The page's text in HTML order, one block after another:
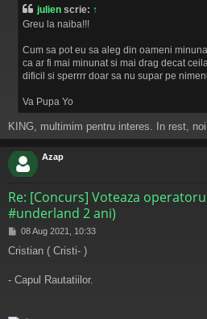
julien scrie: ↑
Greu la naiba!!!
Cum sa pot eu sa aleg din oameni
ca ar fi mai minunat si mai drag decat
dificil si sperrrr doar sa nu supar pe
Va Pupa Yo
KING, multimim pentru interes. In rest,
Azap
Re: [Concurs] Voteaza
#underland 2 ani)
M
s
j
08 Aug 2021, 10:33
Cristian ( Cristi- )
- Capul Rautatiilor.